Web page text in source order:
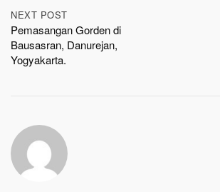
NEXT POST
Pemasangan Gorden di
Bausasran, Danurejan,
Yogyakarta.